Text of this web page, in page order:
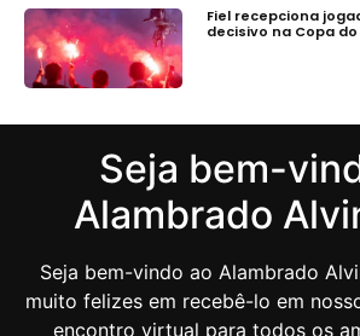
Fiel recepciona
decisivo na Copa do
Seja bem-
Alambrado
Seja bem-vindo ao Alambrado
muito felizes em recebê-lo em
encontro virtual para todos os